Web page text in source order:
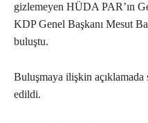
gizlemeyen HÜDA PAR’ın
KDP Genel Başkanı Mesut
buluştu.
Buluşmaya ilişkin
edildi.